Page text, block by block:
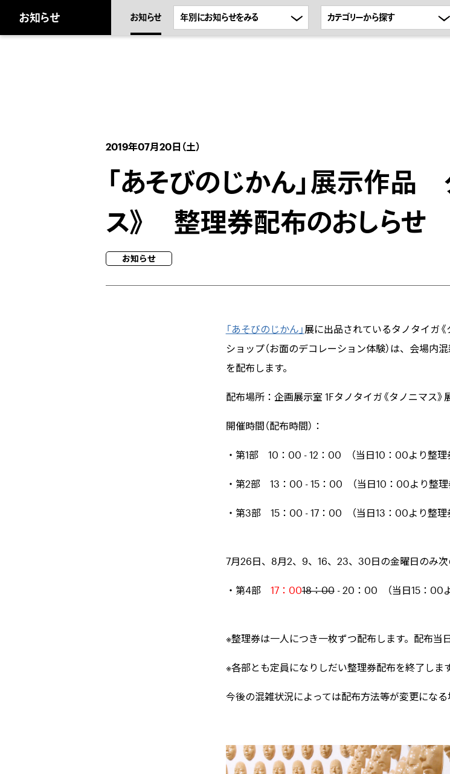
お知らせ お知らせ
2019年07月20日（土）
「あそびのじかん」展示作品
ス》 整理券配布のおしらせ
お知らせ
「あそびのじかん」 展に出品されているタノタイガ
ショップ（お面のデコレーション体験）は、会場内
を配布します。
配布場所：企画展示室 1Fタノタイガ《タノニマス》
開催時間（配布時間）：
・第1部 10 ： 00 - 12 ： 00 （当日10 ： 00より整
・第2部 13 ： 00 - 15： 00 （当日10 ： 00より整
・第3部 15： 00 - 17： 00 （当日13 ： 00より整
7月26日、 8月2、 9、 16、 23、 30日の金曜日のみ次
・第4部 17：0018：00 - 20 ： 00 （当日15： 00
※整理券は一人につき一枚ずつ配布します。配布当
※各部とも定員になりしだい整理券配布を終了します
今後の混雑状況によっては配布方法等が変更になる